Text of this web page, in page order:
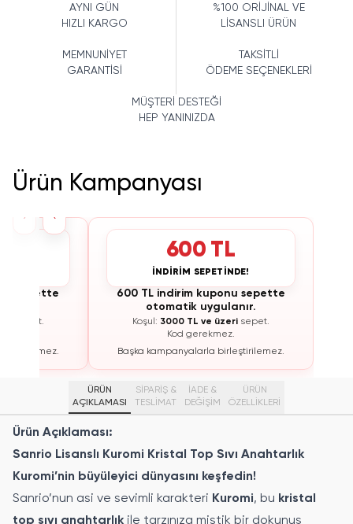
AYNI GÜN
HIZLI KARGO
%100 ORİJİNAL VE
LİSANSLI ÜRÜN
MEMNUNİYET
GARANTİSİ
TAKSİTLİ
ÖDEME SEÇENEKLERİ
MÜŞTERİ DESTEĞİ
HEP YANINIZDA
Ürün Kampanyası
‹
›
sepette
sepet.
600 TL
İNDİRİM SEPETİNDE!
600 TL indirim kuponu sepette
otomatik uygulanır.
Koşul: 3000 TL ve üzerisepet.
Kod gerekmez.
Başka kampanyalarla birleştirilemez.
ÜRÜN
AÇIKLAMASI
SİPARİŞ &
TESLİMAT
İADE &
DEĞİŞİM
ÜRÜN
ÖZELLIKLERI
Ürün Açıklaması:
Sanrio Lisanslı Kuromi Kristal Top Sıvı Anahtarlık
Kuromi’nin büyüleyici dünyasını keşfedin!
Sanrio’nun asi ve sevimli karakteri Kuromi, bu kristal
top sıvı anahtarlık ile tarzınıza mistik bir dokunuş